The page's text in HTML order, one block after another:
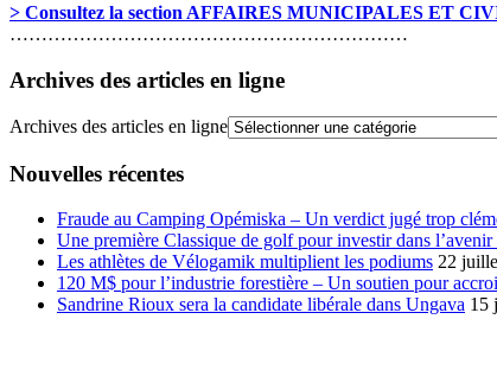
> Consultez la section AFFAIRES MUNICIPALES ET
………………………………………………………
Archives des articles en ligne
Archives des articles en ligne
Nouvelles récentes
Fraude au Camping Opémiska – Un verdict jugé trop
Une première Classique de golf pour investir dans l’avenir
Les athlètes de Vélogamik multiplient les podiums 22
120 M$ pour l’industrie forestière – Un soutien pour
Sandrine Rioux sera la candidate libérale dans Ungava 15